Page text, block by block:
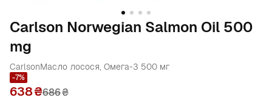
Carlson Norwegian Salmon Oil 500
mg
CarlsonМасло лосося, Омега-3 500 мг
-7%
638 686₴